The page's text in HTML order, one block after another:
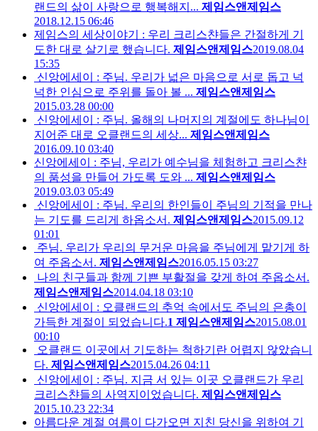
랜드의 삶이 사랑으로 행복해지... 제임스앤제임스
2018.12.15 06:46
제임스의 세상이야기 : 우리 크리스챤들은 간절하게 기
도한 대로 살기로 했습니다. 제임스앤제임스2019.08.04
15:35
신앙에세이 : 주님. 우리가 넓은 마음으로 서로 돕고 넉
넉한 인심으로 주위를 돌아 볼 ... 제임스앤제임스
2015.03.28 00:00
신앙에세이 : 주님. 올해의 나머지의 계절에도 하나님이
지어준 대로 오클랜드의 세상... 제임스앤제임스
2016.09.10 03:40
신앙에세이 : 주님, 우리가 예수님을 체험하고 크리스챤
의 품성을 만들어 가도록 도와 ... 제임스앤제임스
2019.03.03 05:49
신앙에세이 : 주님. 우리의 한인들이 주님의 기적을 만나
는 기도를 드리게 하옵소서. 제임스앤제임스2015.09.12
01:01
주님. 우리가 우리의 무거운 마음을 주님에게 맡기게 하
여 주옵소서. 제임스앤제임스2016.05.15 03:27
나의 친구들과 함께 기쁜 부활절을 갖게 하여 주옵소서.
제임스앤제임스2014.04.18 03:10
신앙에세이 : 오클랜드의 추억 속에서도 주님의 은총이
가득한 계절이 되었습니다.1 제임스앤제임스2015.08.01
00:10
오클랜드 이곳에서 기도하는 척하기란 어렵지 않았습니
다. 제임스앤제임스2015.04.26 04:11
신앙에세이 : 주님. 지금 서 있는 이곳 오클랜드가 우리
크리스챤들의 사역지이었습니다. 제임스앤제임스
2015.10.23 22:34
아름다운 계절 여름이 다가오면 지친 당신을 위하여 기